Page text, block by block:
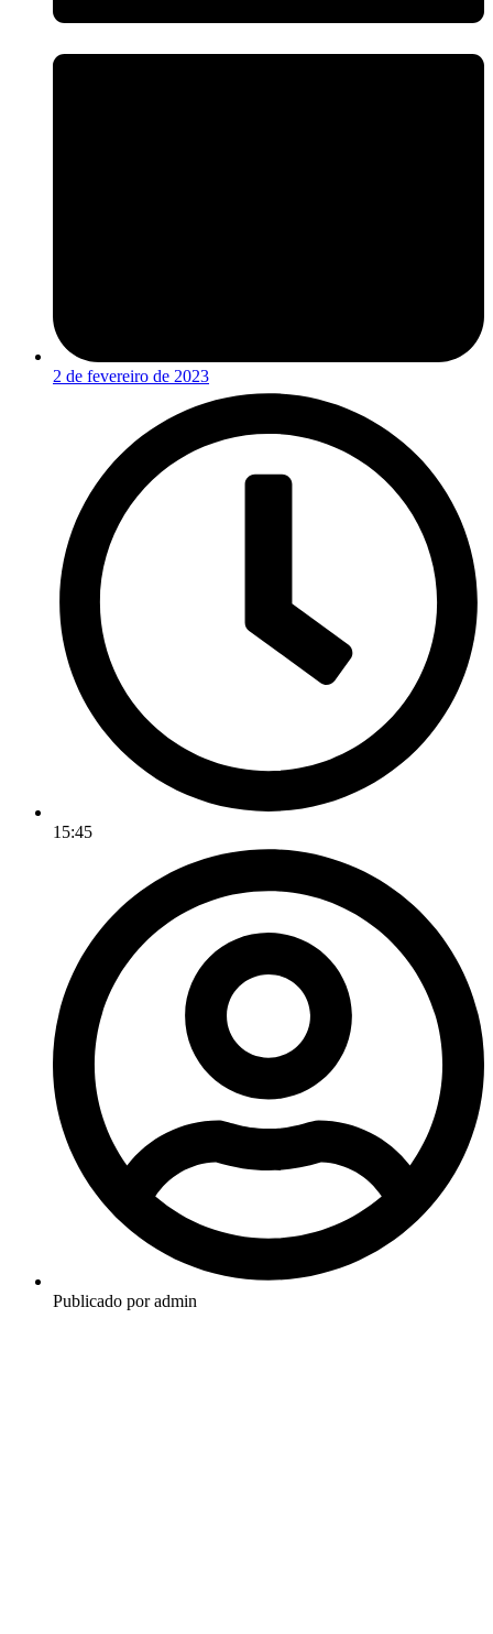
2 de fevereiro de 2023
15:45
Publicado poradmin